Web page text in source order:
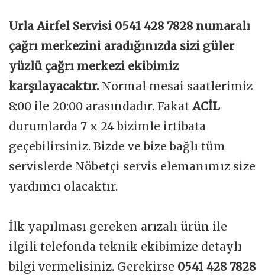
Urla Airfel Servisi 0541 428 7828 numaralı
çağrı merkezini aradığınızda sizi güler
yüzlü çağrı merkezi ekibimiz
karşılayacaktır. Normal mesai saatlerimiz
8:00 ile 20:00 arasındadır. Fakat ACİL
durumlarda 7 x 24 bizimle irtibata
geçebilirsiniz. Bizde ve bize bağlı tüm
servislerde Nöbetçi servis elemanımız size
yardımcı olacaktır.
İlk yapılması gereken arızalı ürün ile
ilgili telefonda teknik ekibimize detaylı
bilgi vermelisiniz. Gerekirse 0541 428 7828